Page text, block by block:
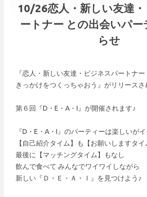
10/26恋人・新しい友達
ートナー との出会いパー
らせ
『恋人・新しい友達・ビジネスパートナ
きっかけをつくっちゃおう』がリリースさ
第６回『D・E・A・I』が開催されます♪
『D・E・A・I』のパーティーは楽しいがイ
【自己紹介タイム】も【お願いしますタイ
最後に【マッチングタイム】もなし
飲んで食べて みんなでワイワイしながら
新しい『Ｄ・Ｅ・Ａ・Ｉ』を見つけよう♪